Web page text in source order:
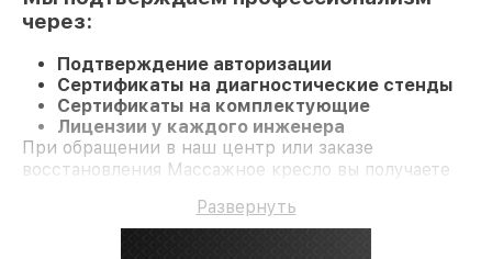
через:
Подтверждение авторизации
Сертификаты на диагностические стенды
Сертификаты на комплектующие
Лицензии у каждого инженера
При обращении в наш центр или заказе
восстановления Массажное кресло вы получаете
на ремонт и детали.Развернуть